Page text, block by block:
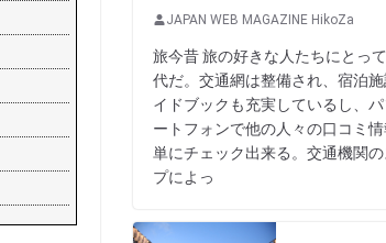
JAPAN WEB MAGAZINE HikoZa
旅今昔 旅の好きな人たちにとっ
代だ。交通網は整備され、宿泊
イドブックも充実しているし、
ートフォンで他の人々の口コミ
単にチェック出来る。交通機関
プによっ